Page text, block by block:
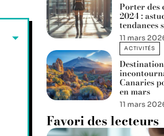
Porter des
2024 :
tendances
11 mars
ACTIVITÉS
Canaries
en mars
11 mars
Favori des lecteurs